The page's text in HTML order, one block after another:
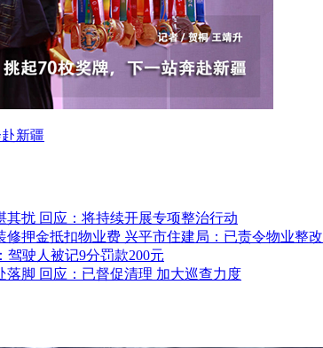
新疆
扰 回应：将持续开展专项整治行动
押金抵扣物业费 兴平市住建局：已责令物业整改
驶人被记9分罚款200元
脚 回应：已督促清理 加大巡查力度